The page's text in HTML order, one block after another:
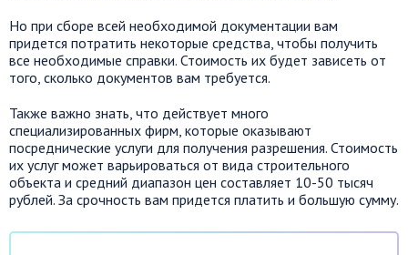
Но при сборе всей необходимой документации вам
придется потратить некоторые средства, чтобы получить
все необходимые справки. Стоимость их будет зависеть от
того, сколько документов вам требуется.
Также важно знать, что действует много
специализированных фирм, которые оказывают
посреднические услуги для получения разрешения. Стоимость
их услуг может варьироваться от вида строительного
объекта и средний диапазон цен составляет 10-50 тысяч
рублей. За срочность вам придется платить и большую сумму.